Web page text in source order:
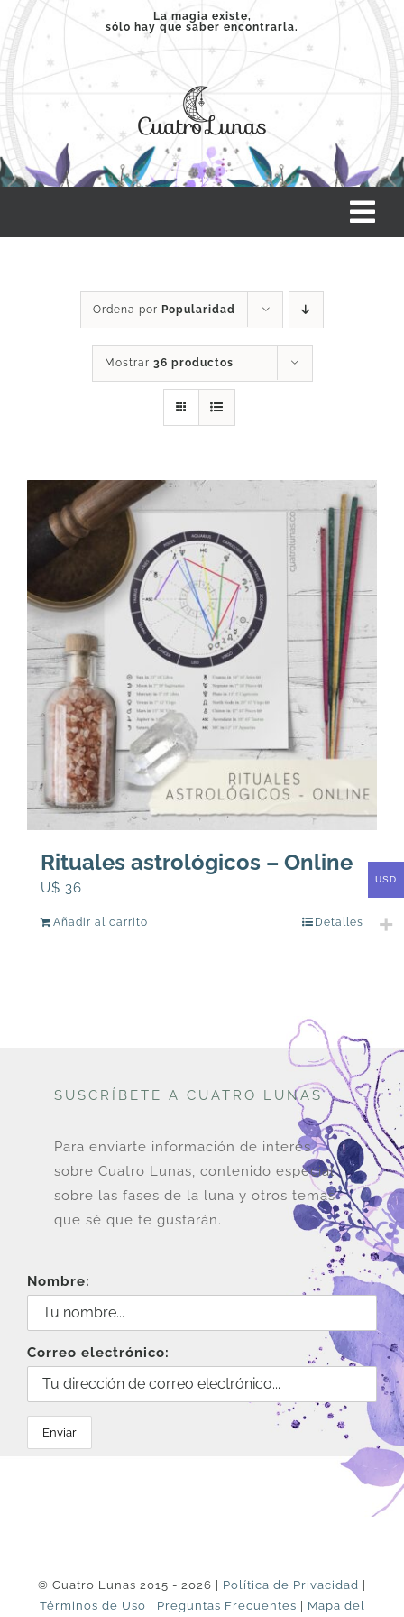
Saltar
contenido
La magia existe,
sólo hay que saber encontrarla.
SERVICIOS
PRODUCTOS
CONTACTO
Carrito
Ordena por Popularidad
Mostrar 36 productos
Rituales astrológicos – Online
U$ 36
Añadir al carrito Detalles
SUSCRÍBETE A CUATRO LUNAS
Para enviarte información de interés
sobre Cuatro Lunas, contenido especial
sobre las fases de la luna y otros temas
que sé que te gustarán.
Nombre:
Correo electrónico:
© Cuatro Lunas 2015 - 2026 | Política de Privacidad
Términos de Uso
Preguntas Frecuentes Mapa del
USD